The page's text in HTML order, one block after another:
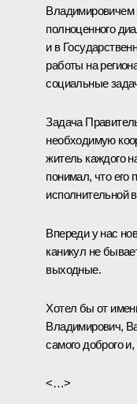
Владимировичем
полноценного
и в
работы на
социальные
Задача
необходимую
житель каждого
понимал, что его
исполнительной
Впереди у нас
каникул не
выходные.
Хотел бы от
Владимирович,
самого доброго
<…>